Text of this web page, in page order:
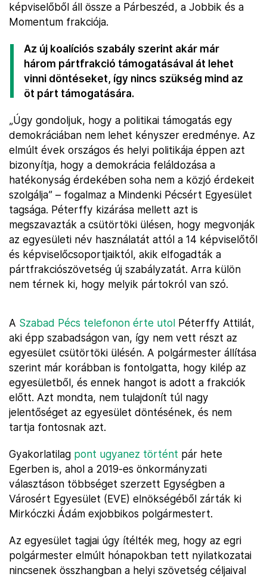
képviselőből áll össze a Párbeszéd, a Jobbik és a
Momentum frakciója.
Az új koalíciós szabály szerint akár már
három pártfrakció támogatásával át lehet
vinni döntéseket, így nincs szükség mind az
öt párt támogatására.
„Úgy gondoljuk, hogy a politikai támogatás egy
demokráciában nem lehet kényszer eredménye. Az
elmúlt évek országos és helyi politikája éppen azt
bizonyítja, hogy a demokrácia feláldozása a
hatékonyság érdekében soha nem a közjó érdekeit
szolgálja” – fogalmaz a Mindenki Pécsért Egyesület
tagsága. Péterffy kizárása mellett azt is
megszavazták a csütörtöki ülésen, hogy megvonják
az egyesületi név használatát attól a 14 képviselőtől
és képviselőcsoportjaiktól, akik elfogadták a
pártfrakciószövetség új szabályzatát. Arra külön
nem térnek ki, hogy melyik pártokról van szó.
A Szabad Pécs telefonon érte utol Péterffy Attilát,
aki épp szabadságon van, így nem vett részt az
egyesület csütörtöki ülésén. A polgármester állítása
szerint már korábban is fontolgatta, hogy kilép az
egyesületből, és ennek hangot is adott a frakciók
előtt. Azt mondta, nem tulajdonít túl nagy
jelentőséget az egyesület döntésének, és nem
tartja fontosnak azt.
Gyakorlatilag pont ugyanez történt pár hete
Egerben is, ahol a 2019-es önkormányzati
választáson többséget szerzett Egységben a
Városért Egyesület (EVE) elnökségéből zárták ki
Mirkóczki Ádám exjobbikos polgármestert.
Az egyesület tagjai úgy ítélték meg, hogy az egri
polgármester elmúlt hónapokban tett nyilatkozatai
nincsenek összhangban a helyi szövetség céljaival